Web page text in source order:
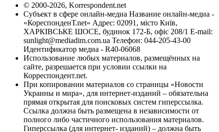
© 2000-2026, Korrespondent.net
Субъект в сфере онлайн-медиа Название онлайн-медиа -
«КореспонденТ.net» Адрес: 02091, місто Київ,
ХАРКІВСЬКЕ ШОСЕ, будинок 172-Б, офіс 208/1 E-mail:
sunlight@mediadim.com.ua Телефон: 044-205-43-00
Идентификатор медиа - R40-06068
Использование любых материалов, размещённых на
сайте, разрешается при условии ссылки на
Корреспондент.net.
При копировании материалов со страницы «Новости
Украины и мира», для интернет-изданий – обязательна
прямая открытая для поисковых систем гиперссылка.
Ссылка должна быть размещена в независимости от
полного либо частичного использования материалов.
Гиперссылка (для интернет- изданий) – должна быть